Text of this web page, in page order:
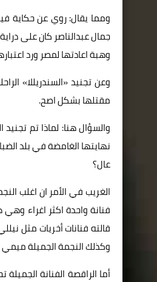
ومما يقال: روي عن حكاية
جمال عبدالناصر كان على
وهبة اعادتها لمصر ورد
وعن تجنيد «السندريللا»
مقتلها بشكل اصح.
والسؤال هنا: لماذا تم
نهايتها الغامضة في بلد
عال؟
الغريب في الأمر ان اغلب
فنانة واحدة اكثر اغراء
قالته فنانات أخريات مثل
وكذلك النجمة الجميلة